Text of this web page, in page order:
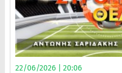
22/06/2026 | 20:06